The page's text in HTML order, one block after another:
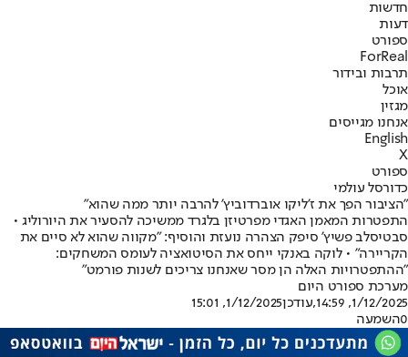
חדשות
דעות
ספורט
ForReal
תרבות ובידור
אוכל
מגזין
אנחנו מגייסים
English
X
ספורט
כדורסל עולמי
"הציבור הפך את ז'ליקו אוברדוביץ' להרבה יותר ממה שהוא"
התפטרות המאמן האגדי מפרטיזן בלגרד ממשיכה להסעיר את היורוליג •
סבטיסלב פשיץ' סיפק הצהרה נועזת והוסיף: "מקווה שהוא לא סיים את
הקריירה" • לוקה באנקי ייחס את הסיטואציה לעומס המשחקים:
"ההתפטרויות האלה הן מסר שאנחנו צריכים לשנות פורמט"
מערכת ספורט היום
1/12/2025, 14:59
,עודכן1/12/2025, 15:01
0השמעה